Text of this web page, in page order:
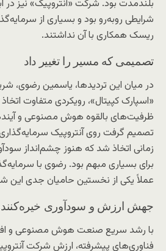
بلندمدت بود. شرکت «آنتروپیک» نیز در
شرایطی روبه‌رو بود و بسیاری از
ریسک همکاری با آن نداشتند.
تصمیمی که مسیر را تغییر داد
در میان این تردیدها، یاسمین رضوی،
«اسپارک کپیتال»، رویکردی متفاوت
ظرفیت‌های بالقوه هوش مصنوعی و
تصمیم گرفت روی آنتروپیک
زمانی اتخاذ شد که هنوز چشم‌انداز
عملاً یکی از نخستین حامیان جدی این
جهش ارزش و سودآوری
با رشد سریع صنعت هوش مصنوعی و
فناوری‌های پیشرفته، ارزش شرکت